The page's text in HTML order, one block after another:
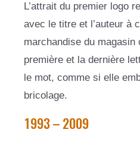
L’attrait du premier logo
avec le titre et l’auteur à
marchandise du magasin
première et la dernière
le mot, comme si elle
bricolage.
1993 – 2009